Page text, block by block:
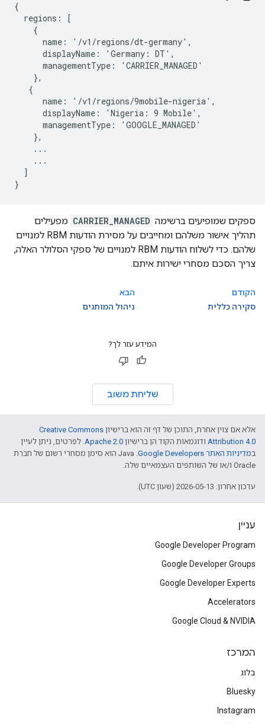
{
  regions: [
    {
      name: '/v1/regions/dt-germany',
      displayName: 'Germany: DT',
      managementType: 'CARRIER_MANAGED'
    },
   {
      name: '/v1/regions/9mobile-nigeria',
      displayName: 'Nigeria: 9 Mobile',
      managementType: 'GOOGLE_MANAGED'
    },
    ...
    ...
  ]
ספקים שמופיעים ברשימה CARRIER_MANAGED מפעילים
תהליך אישור משלהם ומחייבים על מסירת הודעות RBM למנויים
שלהם. כדי לשלוח הודעות RBM למנויים של ספקי הסלולר האלה,
צריך הסכם מסחרי ישירות איתם.
הקודם
סקירה כללית
הבא
ניהול המותגים
המידע עזר לך?
שליחת משוב
אלא אם צוין אחרת, התוכן של דף זה הוא ברישיון Creative Commons
Attribution 4.0 ודוגמאות הקוד הן ברישיון Apache 2.0. לפרטים, ניתן לעיין
במדיניות האתר Google Developers‏
.‏ Java הוא סימן מסחרי רשום של חברת
Oracle ו/או של השותפים העצמאיים שלה.
עדכון אחרון: 2026-05-13 (שעון UTC).
עניין
Google Developer Program
Google Developer Groups
Google Developer Experts
Accelerators
Google Cloud & NVIDIA
המרכז
בלוג
Bluesky
Instagram